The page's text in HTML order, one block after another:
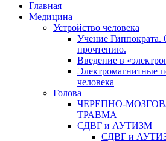
Главная
Медицина
Устройство человека
Учение Гиппократа.
прочтению.
Введение в
Электромагнитные
человека
Голова
ЧЕРЕПНО-
ТРАВМА
СДВГ и АУТИЗМ
СДВГ и